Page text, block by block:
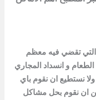
التي تقضي فيه معظم
و انسداد المجاري
نستطيع ان نقوم باي
ان نقوم بحل مشاكل